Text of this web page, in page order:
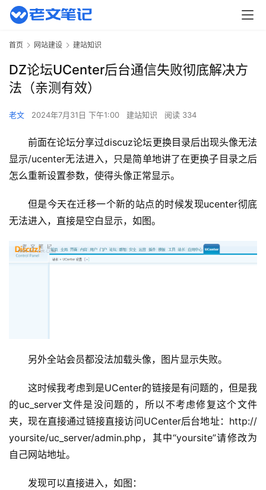
首
页
首页 网站建设 建站知识
DZ论坛UCenter后台通信失败彻底解决方
法（亲测有效）
老文 2024年7月31日 下午1:00 建站知识 阅读 334
前面在论坛分享过discuz论坛更换目录后出现头像无法
显示/ucenter无法进入，只是简单地讲了在更换子目录之后
怎么重新设置参数，使得头像正常显示。
但是今天在迁移一个新的站点的时候发现ucenter彻底
无法进入，直接是空白显示，如图。
另外全站会员都没法加载头像，图片显示失败。
这时候我考虑到是UCenter的链接是有问题的，但是我
的uc_server文件是没问题的，所以不考虑修复这个文件
夹，现在直接通过链接直接访问UCenter后台地址：http://
yoursite/uc_server/admin.php，其中“yoursite”请修改为
自己网站地址。
发现可以直接进入，如图：